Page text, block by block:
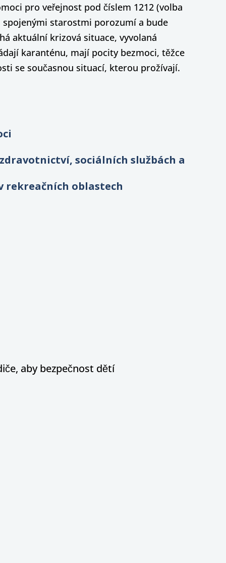
pro veřejnost pod číslem 1212 (volba
starostmi porozumí a bude
aktuální krizová situace, vyvolaná
karanténu, mají pocity bezmoci, těžce
se současnou situací, kterou prožívají.
sociálních službách a
oblastech
aby bezpečnost dětí